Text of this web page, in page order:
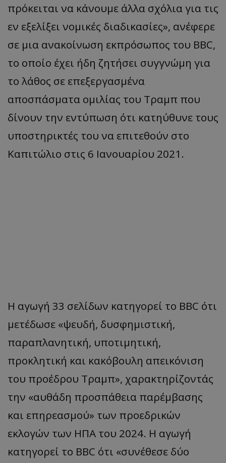
πρόκειται να κάνουμε άλλα σχόλια για τις
εν εξελίξει νομικές διαδικασίες», ανέφερε
σε μια ανακοίνωση εκπρόσωπος του BBC,
το οποίο έχει ήδη ζητήσει συγγνώμη για
το λάθος σε επεξεργασμένα
αποσπάσματα ομιλίας του Τραμπ που
δίνουν την εντύπωση ότι κατηύθυνε τους
υποστηρικτές του να επιτεθούν στο
Καπιτώλιο στις 6 Ιανουαρίου 2021.
Η αγωγή 33 σελίδων κατηγορεί το BBC ότι
μετέδωσε «ψευδή, δυσφημιστική,
παραπλανητική, υποτιμητική,
προκλητική και κακόβουλη απεικόνιση
του προέδρου Τραμπ», χαρακτηρίζοντάς
την «αυθάδη προσπάθεια παρέμβασης
και επηρεασμού» των προεδρικών
εκλογών των ΗΠΑ του 2024. Η αγωγή
κατηγορεί το BBC ότι «συνέθεσε δύο